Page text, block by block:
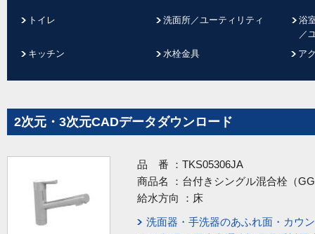
トイレ 洗面所／ユーティリティ
浴
／
キッチン
水栓金具 ア
2次元・3次元CADデータダウンロード
品 番 ： TKS05306JA
商品名 ： 台付きシングル混合栓（
給水方向 ： 床
洗面器・手洗器のあふれ面・カウ